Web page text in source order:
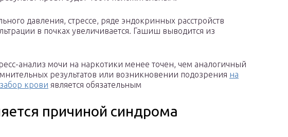
давления, стрессе, ряде эндокринных расстройств
в почках увеличивается. Гашиш выводится из
анализ мочи на наркотики менее точен, чем аналогичный
результатов или возникновении подозрения на
крови является обязательным
причиной синдрома